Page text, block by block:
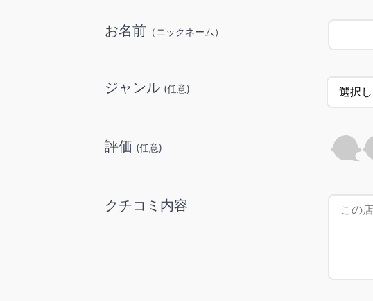
お名前 （ニックネーム）
ジャンル (任意)
評価 (任意)
クチコミ内容